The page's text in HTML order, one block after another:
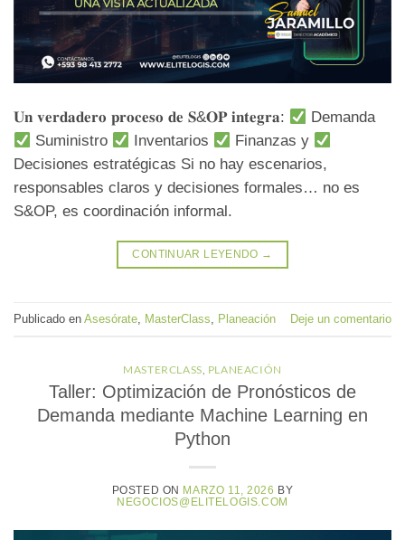
𝐔𝐧 𝐯𝐞𝐫𝐝𝐚𝐝𝐞𝐫𝐨 𝐩𝐫𝐨𝐜𝐞𝐬𝐨 𝐝𝐞 𝐒&𝐎𝐏 𝐢𝐧𝐭𝐞𝐠𝐫𝐚:
Demanda
Suministro
Inventarios
Finanzas y
Decisiones estratégicas Si no hay escenarios,
responsables claros y decisiones formales… no es
S&OP, es coordinación informal.
CONTINUAR LEYENDO →
Publicado en Asesórate MasterClass Planeación Deje un comentario
MASTERCLASS PLANEACIÓN
Taller: Optimización de Pronósticos de
Demanda mediante Machine Learning en
Python
POSTED ON MARZO 11, 2026 BY
NEGOCIOS@ELITELOGIS.COM